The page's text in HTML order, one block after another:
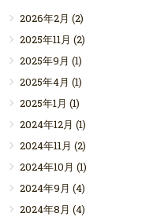
2026年2月 (2)
2025年11月 (2)
2025年9月 (1)
2025年4月 (1)
2025年1月 (1)
2024年12月 (1)
2024年11月 (2)
2024年10月 (1)
2024年9月 (4)
2024年8月 (4)